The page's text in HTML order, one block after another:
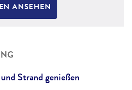
ANSEHEN
Strand genießen